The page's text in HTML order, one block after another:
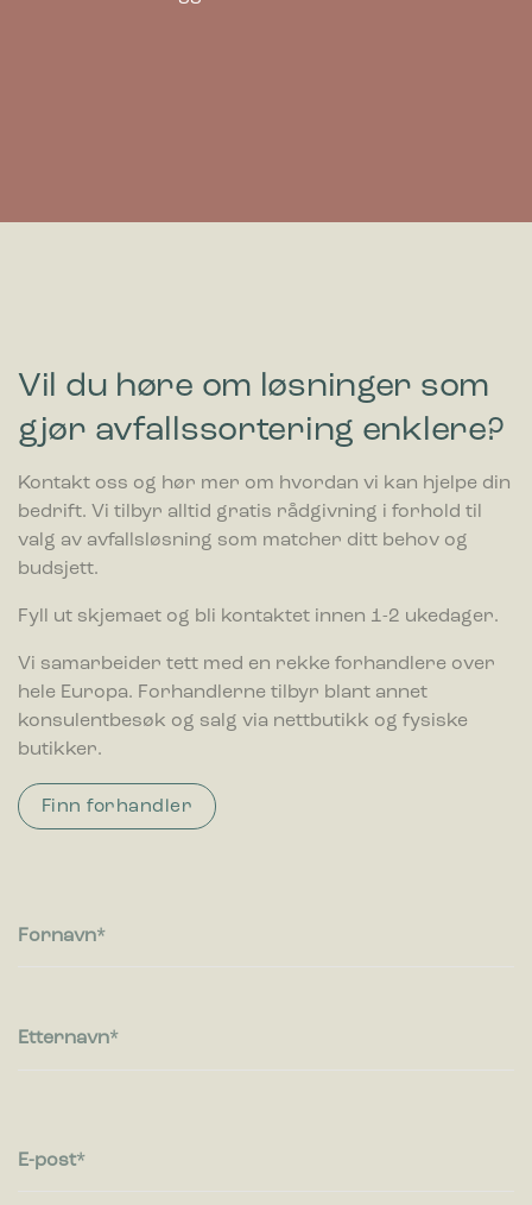
Vil du høre om løsninger som
gjør avfallssortering enklere?
Kontakt oss og hør mer om hvordan vi kan hjelpe din
bedrift. Vi tilbyr alltid gratis rådgivning i forhold til
valg av avfallsløsning som matcher ditt behov og
budsjett.
Fyll ut skjemaet og bli kontaktet innen 1-2 ukedager.
Vi samarbeider tett med en rekke forhandlere over
hele Europa. Forhandlerne tilbyr blant annet
konsulentbesøk og salg via nettbutikk og fysiske
butikker.
Finn forhandler
Fornavn
Etternavn
E-post